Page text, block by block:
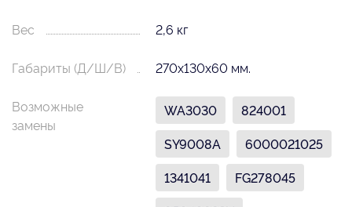
Вес 2,6 кг
Габариты (Д/Ш/В) 270х130х60 мм.
Возможные
замены
WA3030
824001
SY9008A
6000021025
1341041
FG278045